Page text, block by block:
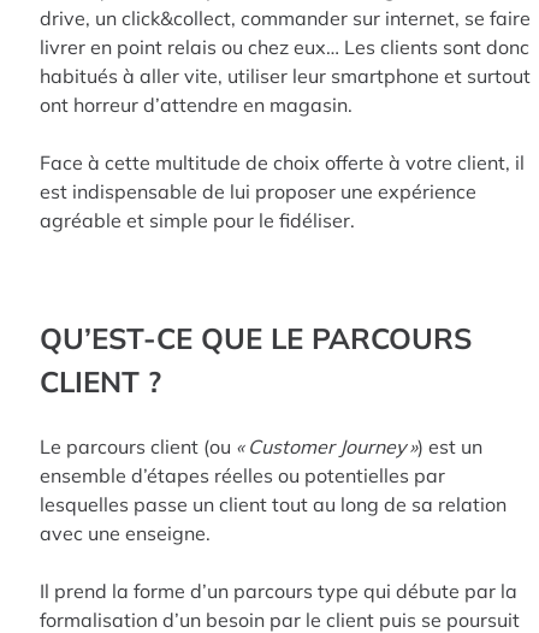
drive, un click&collect, commander sur internet, se faire
livrer en point relais ou chez eux… Les clients sont donc
habitués à aller vite, utiliser leur smartphone et surtout
ont horreur d’attendre en magasin.
Face à cette multitude de choix offerte à votre client, il
est indispensable de lui proposer une expérience
agréable et simple pour le fidéliser.
QU’EST-CE QUE LE PARCOURS
CLIENT ?
Le parcours client (ou « Customer Journey ») est un
ensemble d’étapes réelles ou potentielles par
lesquelles passe un client tout au long de sa relation
avec une enseigne.
Il prend la forme d’un parcours type qui débute par la
formalisation d’un besoin par le client puis se poursuit